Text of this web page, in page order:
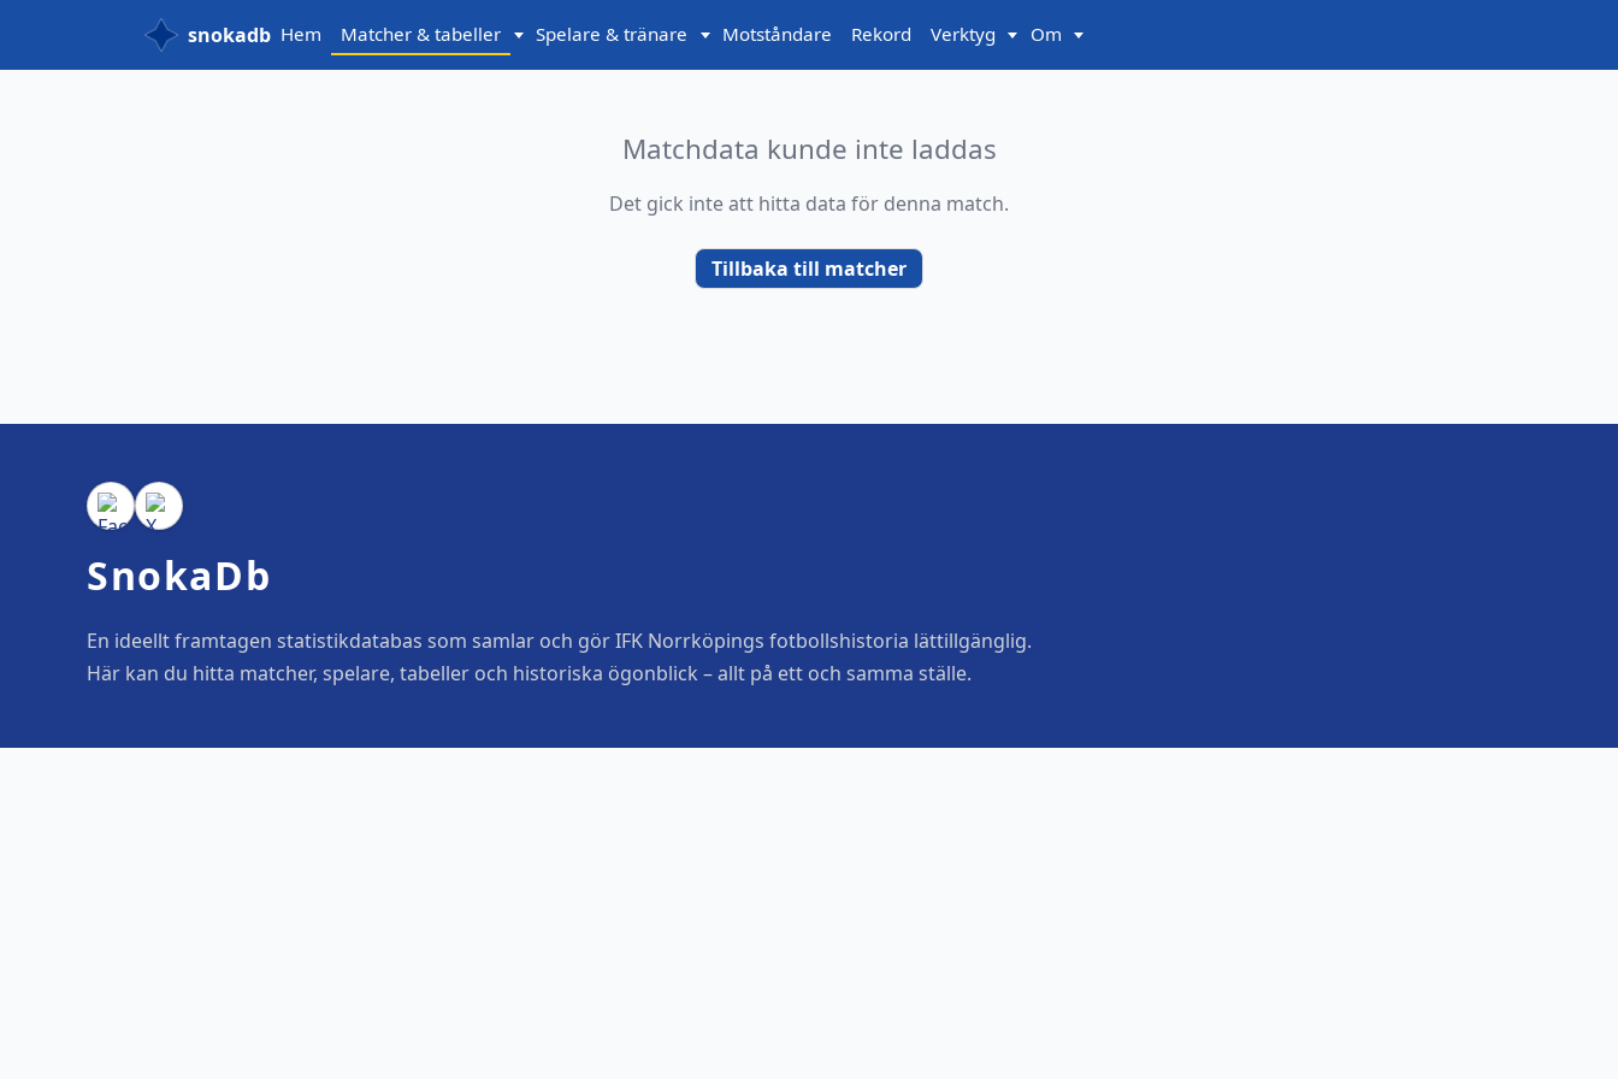
snokadb Hem Matcher & tabeller Spelare & tränare Motståndare Rekord Verktyg Om
Matchdata kunde inte laddas
Det gick inte att hitta data för denna match.
Tillbaka till matcher
SnokaDb
En ideellt framtagen statistikdatabas som samlar och gör IFK Norrköpings fotbollshistoria lättillgänglig.
Här kan du hitta matcher, spelare, tabeller och historiska ögonblick – allt på ett och samma ställe.